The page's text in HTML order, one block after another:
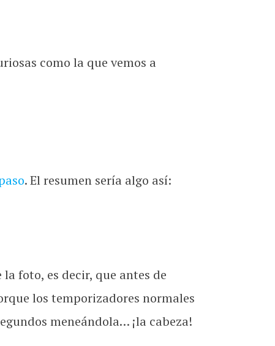
como la que vemos a
. El resumen sería algo así:
foto, es decir, que antes de
los temporizadores normales
meneándola… ¡la cabeza!